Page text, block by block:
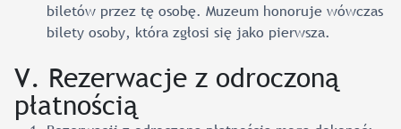
biletów przez tę osobę. Muzeum honoruje wówczas
bilety osoby, która zgłosi się jako pierwsza.
V. Rezerwacje z odroczoną
płatnością